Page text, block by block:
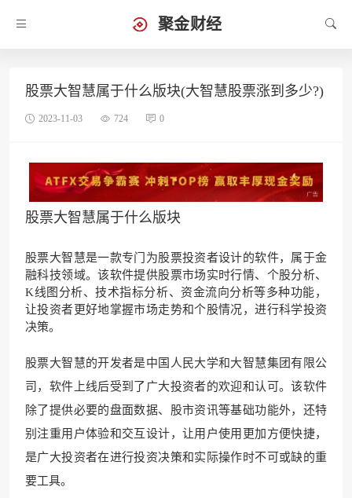
聚金财经
股票大智慧属于什么版块(大智慧股票涨到多少?)
2023-11-03 724 0
股票大智慧属于什么版块
股票大智慧是一款专门为股票投资者设计的软件，属于金
融科技领域。该软件提供股票市场实时行情、个股分析、
K线图分析、技术指标分析、资金流向分析等多种功能，
让投资者更好地掌握市场走势和个股情况，进行科学投资
决策。
股票大智慧的开发者是中国人民大学和大智慧集团有限公
司，软件上线后受到了广大投资者的欢迎和认可。该软件
除了提供必要的盘面数据、股市资讯等基础功能外，还特
别注重用户体验和交互设计，让用户使用更加方便快捷，
是广大投资者在进行投资决策和实际操作时不可或缺的重
要工具。